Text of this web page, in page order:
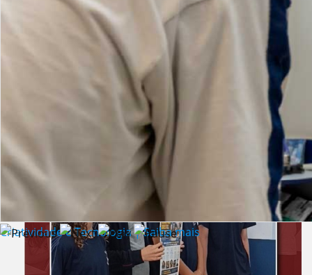
Criatividade e Tecnologia | Saiba mais